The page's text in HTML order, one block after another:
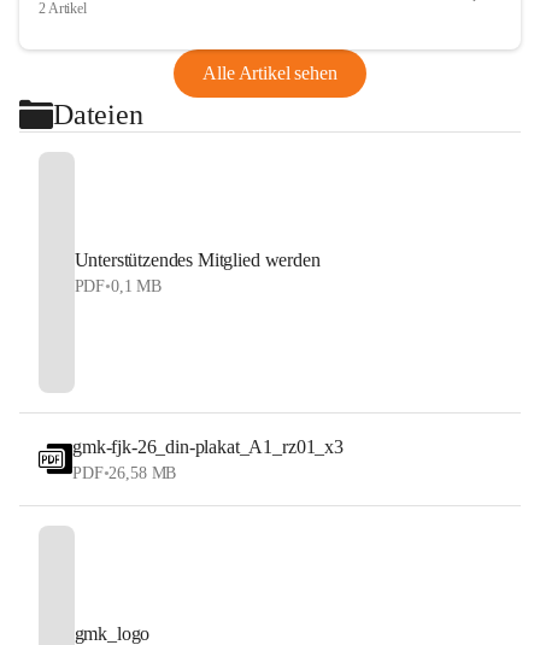
2 Artikel
Alle Artikel sehen
Dateien
Unterstützendes Mitglied werden
PDF•0,1 MB
gmk-fjk-26_din-plakat_A1_rz01_x3
PDF•26,58 MB
gmk_logo